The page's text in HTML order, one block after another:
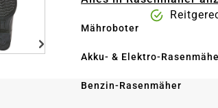
Mähroboter
Akku- & Elektro-
Benzin-Rasenmäher